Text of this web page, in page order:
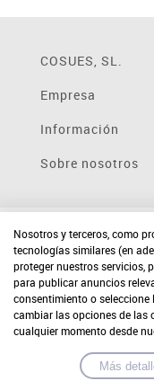
COSUES, SL.
Empresa
Información
Sobre nosotros
Nosotros y terceros, como
tecnologías similares (en
proteger nuestros servicios,
para publicar anuncios
consentimiento o seleccione
cambiar las opciones de las
cualquier momento desde
Más